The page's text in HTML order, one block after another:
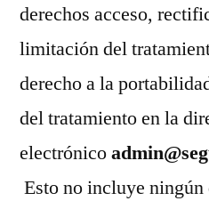
derechos acceso,
limitación del
derecho a la
del tratamiento en la
electrónico
Esto no incluye ningún